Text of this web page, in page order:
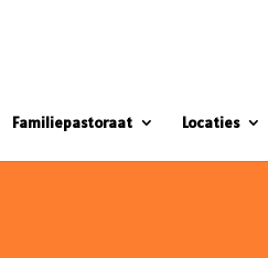
Familiepastoraat Locaties